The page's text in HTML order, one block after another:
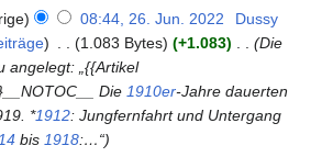
08:44, 26. Jun. 2022
Dussy
1.083 Bytes +1.083
Die
angelegt: „{{Artikel
Die 1910er-Jahre dauerten
*1912: Jungfernfahrt und Untergang
bis 1918:…“